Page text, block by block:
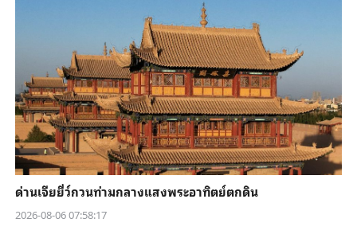
ด่านเจียยี่ว์กวนท่ามกลางแสงพระอาทิตย์ตกดิน
2026-08-06 07:58:17